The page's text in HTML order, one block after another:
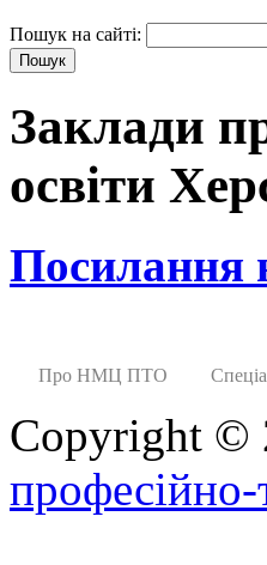
Пошук на сайті:
Заклади
освіти
Посилання
Про НМЦ ПТО
Copyright ©
професійно-